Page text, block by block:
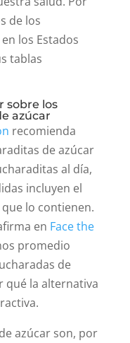
de los
los Estados
tablas
sobre los
azúcar
recomienda
de azúcar
al día,
incluyen el
lo contienen.
en Face the
promedio
de
qué la alternativa
azúcar son, por